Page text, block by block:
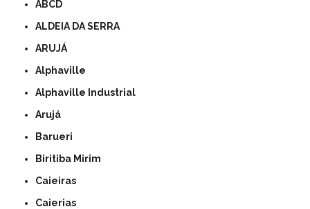
ABCD
ALDEIA DA SERRA
ARUJÁ
Alphaville
Alphaville Industrial
Arujá
Barueri
Biritiba Mirim
Caieiras
Caierias